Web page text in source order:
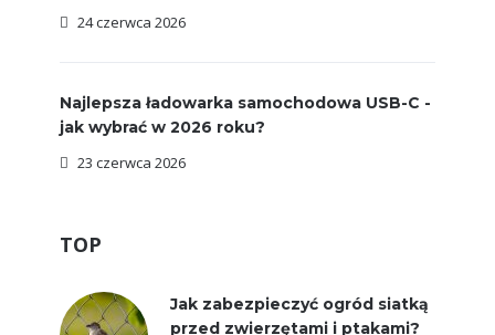
24 czerwca 2026
Najlepsza ładowarka samochodowa USB-C -
jak wybrać w 2026 roku?
23 czerwca 2026
TOP
Jak zabezpieczyć ogród siatką
przed zwierzętami i ptakami?